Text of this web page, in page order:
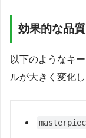
効果的な品
以下のようなキ
ルが大きく変化し